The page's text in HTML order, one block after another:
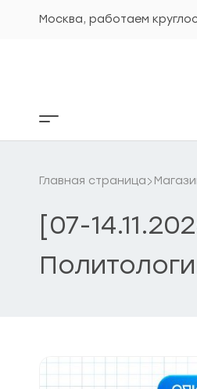
Москва, работаем
Кнопка
бокового
Главная страница
[07-